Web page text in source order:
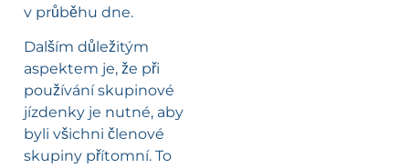
v průběhu dne.
Dalším důležitým
aspektem je, že při
používání skupinové
jízdenky je nutné, aby
byli všichni členové
skupiny přítomní. To